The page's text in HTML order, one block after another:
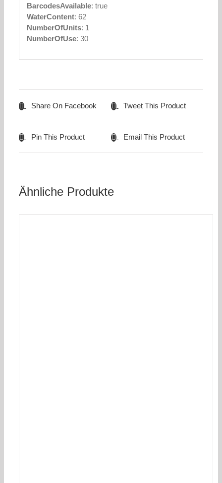
BarcodesAvailable: true
WaterContent: 62
NumberOfUnits: 1
NumberOfUse: 30
Share On Facebook Tweet This Product
Pin This Product Email This Product
Ähnliche Produkte